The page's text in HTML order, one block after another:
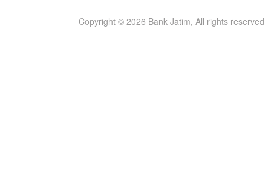
Copyright © 2026 Bank Jatim, All rights reserved